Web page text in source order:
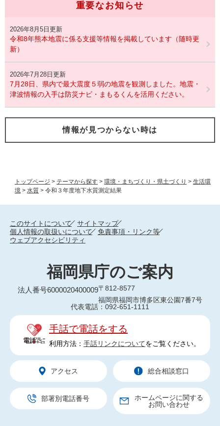
トップページ > テーマから探す > 環境・まちづくり・県土づくり > 生活環
境 > 水質 > 令和３年度地下水質測定結果
重要なお知らせ
2026年8月5日更新
令和8年熊本地震に係る支援等情報を掲載しています（随時更
新）
2026年7月28日更新
7月28日、県内で最大震度５弱の地震を観測しました。地震・
津波情報の入手は防災ナビ・まもるくんを活用ください。
情報が見つからない時は
このサイトについて
サイトマップ
個人情報の取扱いについて
免責事項・リンク等
ウェブアクセシビリティ
福岡県庁のご案内
法人番号6000020400009〒812-8577
福岡県福岡市博多区東公園7番7号
代表電話：092-651-1111
手話で電話をする
利用方法： 手話リンクについてをご覧ください。
アクセス 総合相談窓口
部署別電話番号
ホームページに関する
お問い合わせ